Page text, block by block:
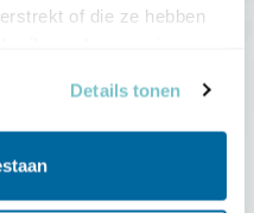
of die ze hebben
Details tonen